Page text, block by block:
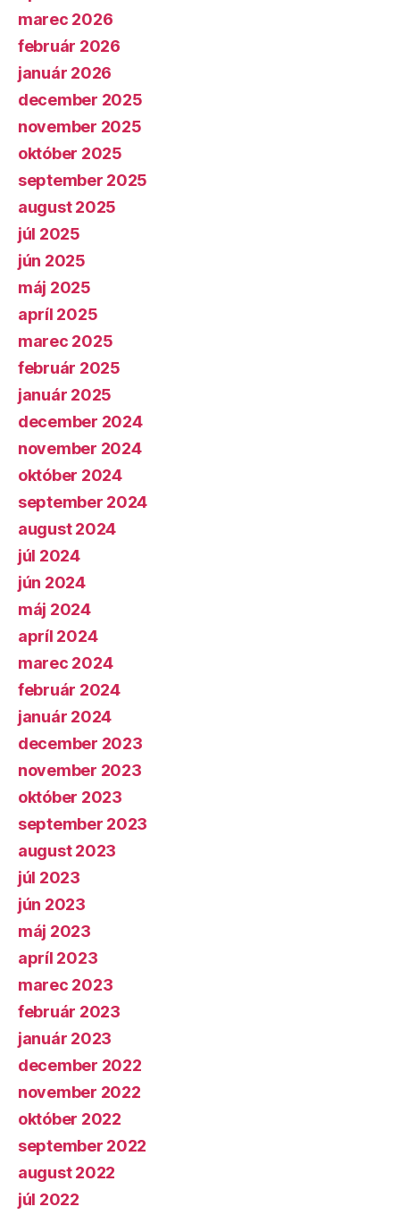
marec 2026
február 2026
január 2026
december 2025
november 2025
október 2025
september 2025
august 2025
júl 2025
jún 2025
máj 2025
apríl 2025
marec 2025
február 2025
január 2025
december 2024
november 2024
október 2024
september 2024
august 2024
júl 2024
jún 2024
máj 2024
apríl 2024
marec 2024
február 2024
január 2024
december 2023
november 2023
október 2023
september 2023
august 2023
júl 2023
jún 2023
máj 2023
apríl 2023
marec 2023
február 2023
január 2023
december 2022
november 2022
október 2022
september 2022
august 2022
júl 2022